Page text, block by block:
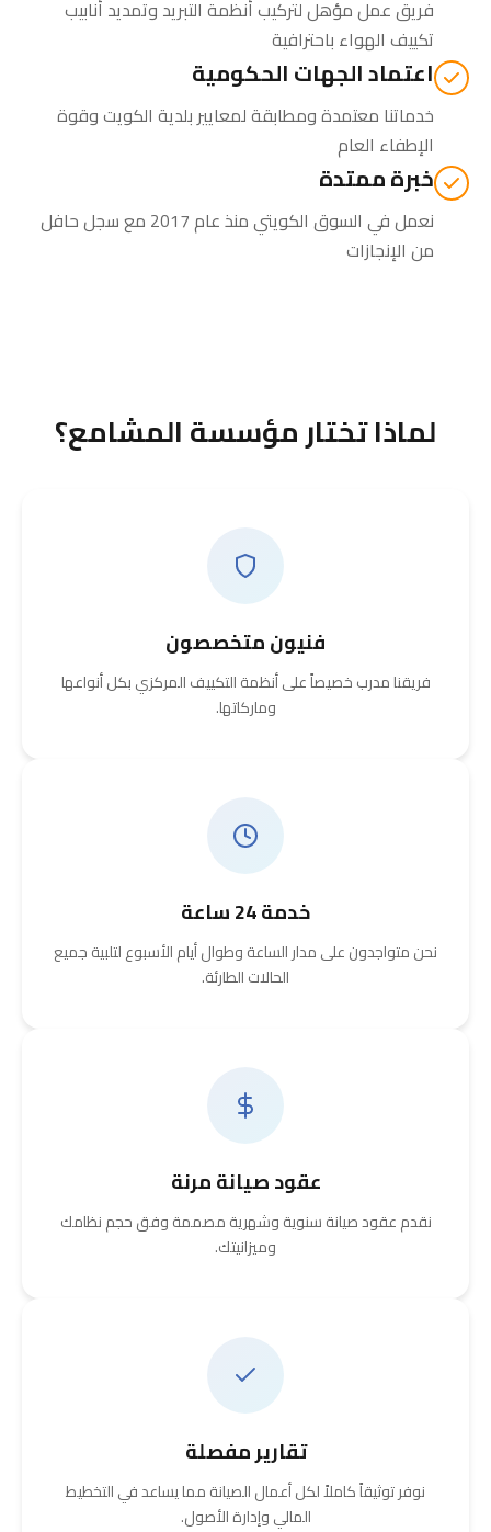
فريق عمل مؤهل لتركيب أنظمة التبريد وتمديد أنابيب
تكييف الهواء باحترافية
اعتماد الجهات الحكومية
خدماتنا معتمدة ومطابقة لمعايير بلدية الكويت وقوة
الإطفاء العام
خبرة ممتدة
نعمل في السوق الكويتي منذ عام 2017 مع سجل حافل
من الإنجازات
لماذا تختار مؤسسة المشامع؟
فنيون متخصصون
فريقنا مدرب خصيصاً على أنظمة التكييف المركزي بكل أنواعها
وماركاتها.
خدمة 24 ساعة
نحن متواجدون على مدار الساعة وطوال أيام الأسبوع لتلبية جميع
الحالات الطارئة.
عقود صيانة مرنة
نقدم عقود صيانة سنوية وشهرية مصممة وفق حجم نظامك
وميزانيتك.
تقارير مفصلة
نوفر توثيقاً كاملاً لكل أعمال الصيانة مما يساعد في التخطيط
المالي وإدارة الأصول.